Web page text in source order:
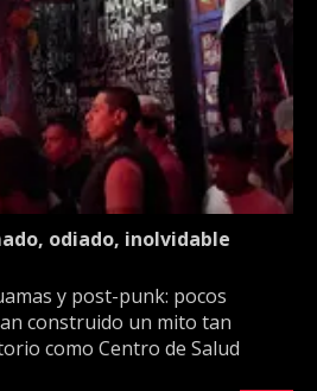
odiado, inolvidable
y post-punk: pocos
construido un mito tan
como Centro de Salud